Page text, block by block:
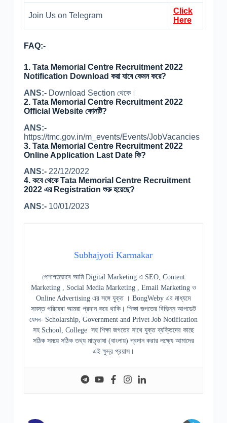
Join Us on Telegram
Click
Here
FAQ:-
1. Tata Memorial Centre Recruitment 2022
Notification Download করা যাবে কেমন করে?
ANS:- Download Section থেকে।
2. Tata Memorial Centre Recruitment 2022
Official Website কোনটি?
ANS:-
https://tmc.gov.in/m_events/Events/JobVacancies
3. Tata Memorial Centre Recruitment 2022
Online Application Last Date কি?
ANS:- 22/12/2022
4. কবে থেকে Tata Memorial Centre Recruitment
2022 এর Registration শুরু হয়েছে?
ANS:- 10/01/2023
Subhajyoti Karmakar
পেশাগতভাবে আমি Digital Marketing এ SEO, Content
Marketing , Social Media Marketing , Email Marketing ও
Online Advertising এর সঙ্গে যুক্ত । BongWeby এর মাধ্যমে
সমস্ত পরিষেবা আমরা প্রদান করে থাকি। শিক্ষা জগতের বিভিন্ন আপডেট
যেমন- Scholarship, Government and Privet Job Notification
সহ School, College সহ শিক্ষা জগতের সাথে যুক্ত ব্যক্তিদের কাছে
সঠিক সময়ে সঠিক তথ্য মাতৃভাষা (বাংলায়) প্রদান করার লক্ষ্যে আমাদের
এই ক্ষুদ্র প্রয়াস।